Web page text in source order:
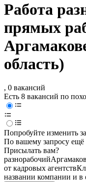
Работа
прямых
область)
, 0 вакансий
Есть 8 вакансий по
Попробуйте изменить
По вашему запросу ещё
Присылать вам?
разнорабочий
от кадровых агентств
названии компании и в